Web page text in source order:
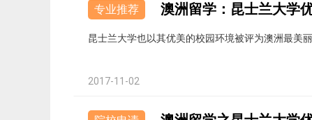
专业推荐 澳洲留学：昆士兰大学
昆士兰大学也以其优美的校园环境被评为澳洲最美
2017-11-02